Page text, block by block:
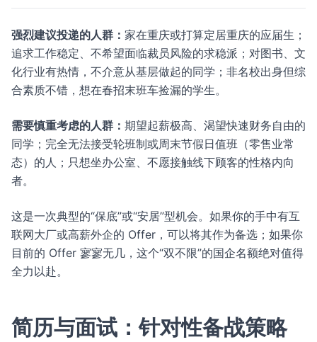
强烈建议投递的人群： 家在重庆或打算定居重庆的应届生；
追求工作稳定、不希望面临裁员风险的求稳派；对图书、文
化行业有热情，不介意从基层做起的同学；非名校出身但综
合素质不错，想在春招末班车捡漏的学生。
需要慎重考虑的人群： 期望起薪极高、渴望快速财务自由的
同学；完全无法接受轮班制或周末节假日值班（零售业常
态）的人；只想坐办公室、不愿接触线下顾客的性格内向
者。
这是一次典型的“保底”或“安居”型机会。如果你的手中有互
联网大厂或高薪外企的 Offer，可以将其作为备选；如果你
目前的 Offer 寥寥无几，这个“双不限”的国企名额绝对值得
全力以赴。
简历与面试：针对性备战策略